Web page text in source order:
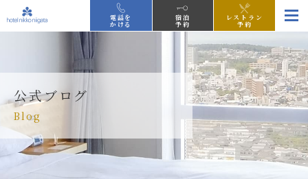
電話を
かける
宿泊
予約
レストラン
予約
公式ブログ
Blog